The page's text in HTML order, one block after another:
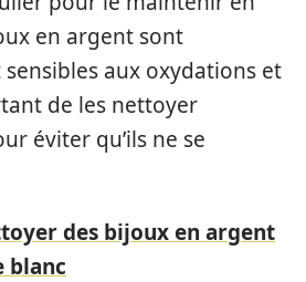
en argent sont
aux oxydations et
de les nettoyer
éviter qu’ils ne se
des bijoux en argent
blanc